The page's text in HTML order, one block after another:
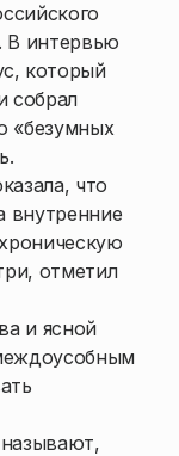
В интервью
который
собрал
«безумных
что
внутренние
отметил
и ясной
называют,